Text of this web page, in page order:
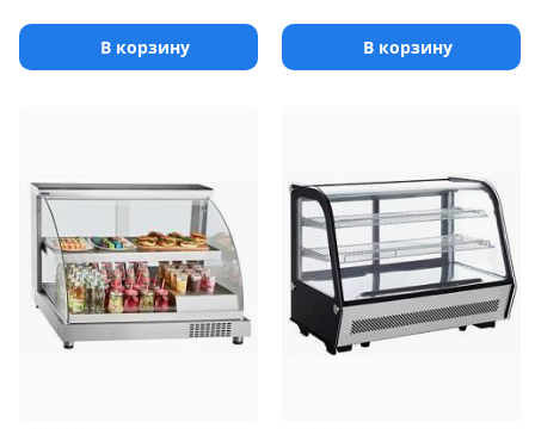
В корзину В корзину